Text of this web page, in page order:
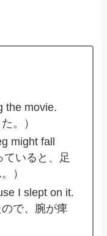
the movie.
。）
might fall
いると、足
）
I slept on it.
ので、腕が痺